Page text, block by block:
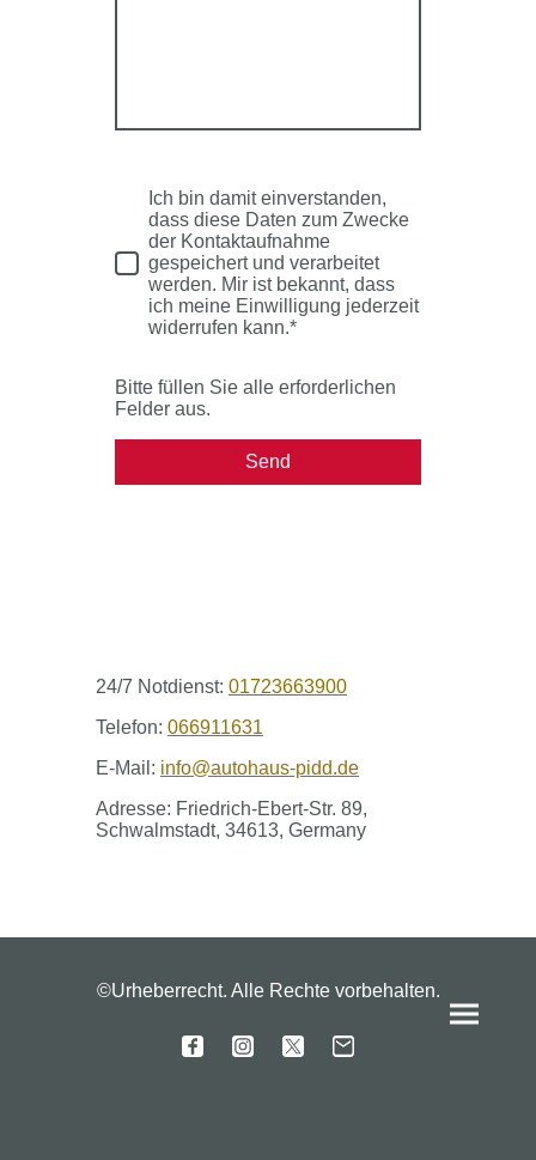
Ich bin damit einverstanden,
dass diese Daten zum Zwecke
der Kontaktaufnahme
gespeichert und verarbeitet
werden. Mir ist bekannt, dass
ich meine Einwilligung jederzeit
widerrufen kann.*
Bitte füllen Sie alle erforderlichen
Felder aus.
Send
24/7 Notdienst: 01723663900
Telefon: 066911631
E-Mail: info@autohaus-pidd.de
Adresse: Friedrich-Ebert-Str. 89,
Schwalmstadt, 34613, Germany
©Urheberrecht. Alle Rechte vorbehalten.